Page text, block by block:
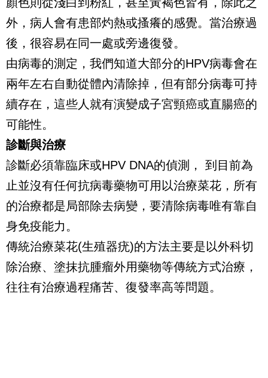
顏色則從淺白到粉紅，甚至黃褐色皆有，除此之
外，病人會有患部灼熱或搔癢的感覺。當治療過
後，很容易在同一處或旁邊復發。
由病毒的測定，我們知道大部分的HPV病毒會在
兩年左右自動從體內清除掉，但有部分病毒可持
續存在，這些人就有演變成子宮頸癌或直腸癌的
可能性。
診斷與治療
診斷必須靠臨床或HPV DNA的偵測， 到目前為
止並沒有任何抗病毒藥物可用以治療菜花，所有
的治療都是局部除去病變，要清除病毒唯有靠自
身免疫能力。
傳統治療菜花(生殖器疣)的方法主要是以外科切
除治療、塗抹抗腫瘤外用藥物等傳統方式治療，
往往有治療過程痛苦、復發率高等問題。